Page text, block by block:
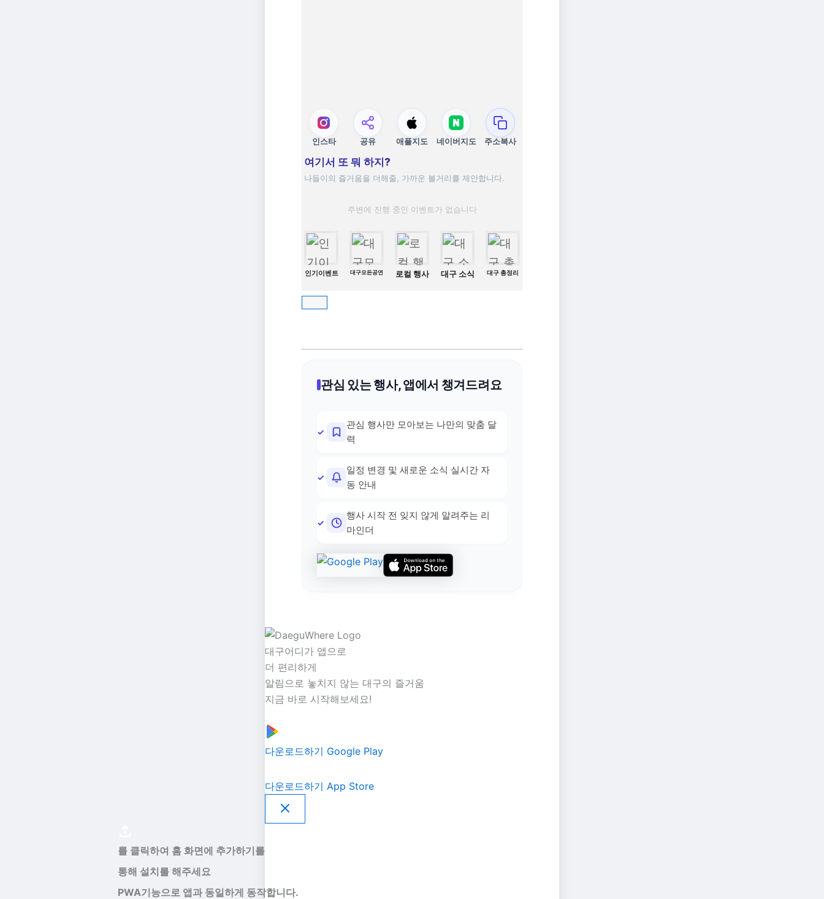
인스타 공유 애플지도 네이버지도 주소복사
여기서 또 뭐 하지?
나들이의 즐거움을 더해줄, 가까운 볼거리를 제안합니다.
주변에 진행 중인 이벤트가 없습니다
인기이벤트 대구모든공연 로컬 행사 대구 소식 대구 총정리
관심 있는 행사, 앱에서 챙겨드려요
관심 행사만 모아보는 나만의 맞춤 달
력
일정 변경 및 새로운 소식 실시간 자
동 안내
행사 시작 전 잊지 않게 알려주는 리
마인더
대구어디가 앱으로
더 편리하게
알림으로 놓치지 않는 대구의 즐거움
지금 바로 시작해보세요!
다운로드하기 Google Play
다운로드하기 App Store
를 클릭하여 홈 화면에 추가하기를
통해 설치를 해주세요
PWA기능으로 앱과 동일하게 동작합니다.